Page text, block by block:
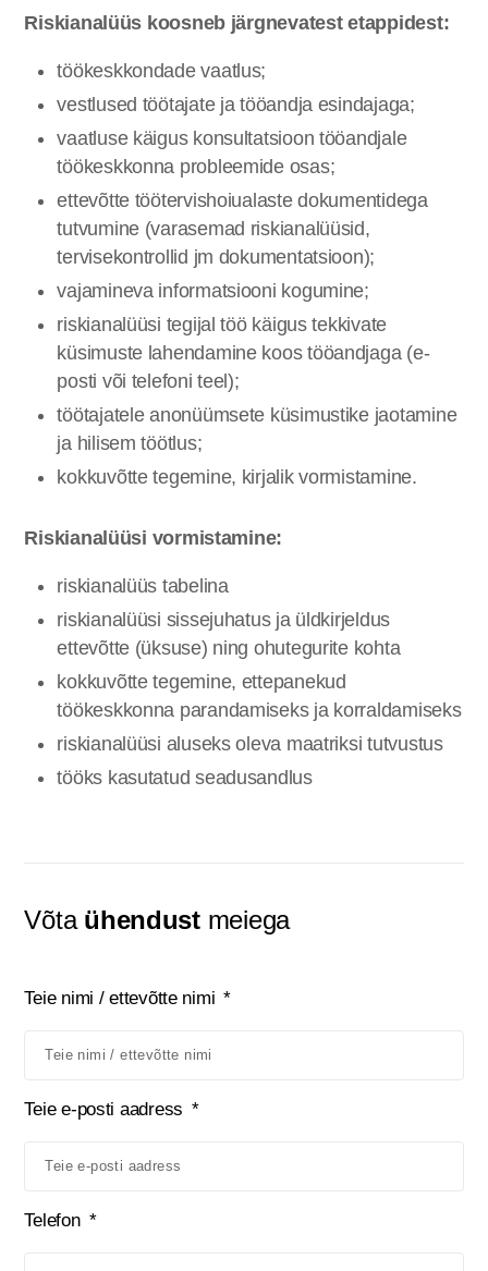
Riskianalüüs koosneb järgnevatest etappidest:
töökeskkondade vaatlus;
vestlused töötajate ja tööandja esindajaga;
vaatluse käigus konsultatsioon tööandjale
töökeskkonna probleemide osas;
ettevõtte töötervishoiualaste dokumentidega
tutvumine (varasemad riskianalüüsid,
tervisekontrollid jm dokumentatsioon);
vajamineva informatsiooni kogumine;
riskianalüüsi tegijal töö käigus tekkivate
küsimuste lahendamine koos tööandjaga (e-
posti või telefoni teel);
töötajatele anonüümsete küsimustike jaotamine
ja hilisem töötlus;
kokkuvõtte tegemine, kirjalik vormistamine.
Riskianalüüsi vormistamine:
riskianalüüs tabelina
riskianalüüsi sissejuhatus ja üldkirjeldus
ettevõtte (üksuse) ning ohutegurite kohta
kokkuvõtte tegemine, ettepanekud
töökeskkonna parandamiseks ja korraldamiseks
riskianalüüsi aluseks oleva maatriksi tutvustus
tööks kasutatud seadusandlus
Võta ühendustmeiega
Teie nimi / ettevõtte nimi
Teie e-posti aadress
Telefon